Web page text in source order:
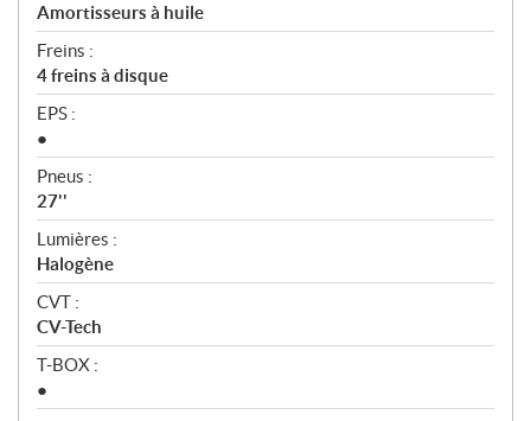
Amortisseurs à huile
Freins :
4 freins à disque
EPS :
●
Pneus :
27''
Lumières :
Halogène
CVT :
CV-Tech
T-BOX :
●